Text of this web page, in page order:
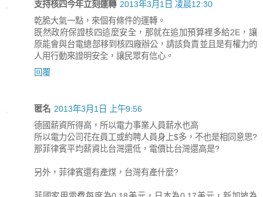
支持核四今年立刻運轉 2013年3月1日 凌晨12:30
乾脆大氣一點，來個有條件的運轉。
既然政府保證核四這麼安全，那就在追加預算裡多給2E，讓
原能會與台電總部移到核四廠辦公，請該負責並且是有權力的
人用行動來證明安全，讓民眾有信心。
回覆
匿名 2013年3月1日 上午9:56
德國薪資所得高，所以電力事業人員薪水也高
所以電力公司花在員工或約聘人員身上$多，不也是相同意思?
那菲律賓平均薪資比台灣還低，電價比台灣還高是?
另外，菲律賓還有產煤，台灣有產什麼?